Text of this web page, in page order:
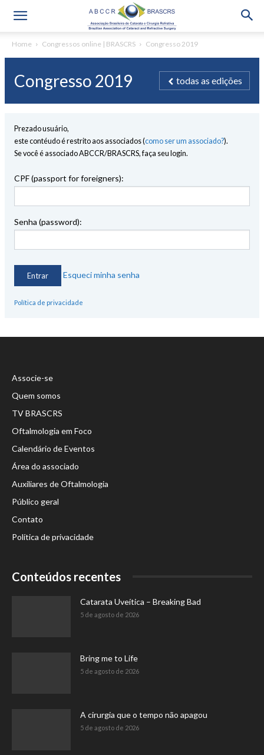
Home Congressos online | BRASCRS Congresso 2019
Congresso 2019 todas as edições
Prezado usuário,
este contéudo é restrito aos associados (como ser um associado?).
Se você é associado ABCCR/BRASCRS, faça seu login.
CPF (passport for foreigners):
Senha (password):
Esqueci minha senha
Política de privacidade
Associe-se
Quem somos
TV BRASCRS
Oftalmologia em Foco
Calendário de Eventos
Área do associado
Auxiliares de Oftalmologia
Público geral
Contato
Política de privacidade
Conteúdos recentes
Catarata Uveítica – Breaking Bad
5 de agosto de 2026
Bring me to Life
5 de agosto de 2026
A cirurgia que o tempo não apagou
5 de agosto de 2026